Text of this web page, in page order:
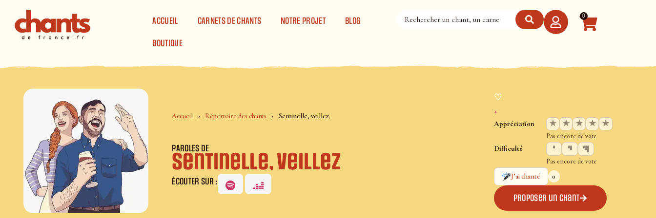
ACCUEIL
CARNETS DE CHANTS NOTRE PROJET BLOG
BOUTIQUE
0
Accueil Répertoire des chants Sentinelle, veillez
PAROLES DE
Sentinelle, veillez
ÉCOUTER SUR :
♡
+
Appréciation ★ ★ ★ ★ ★
Pas encore de vote
Difficulté
Pas encore de vote
J’ai chanté
0
Proposer un chant